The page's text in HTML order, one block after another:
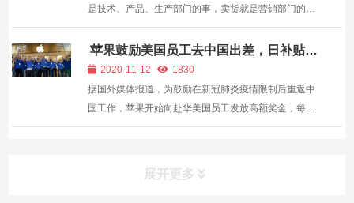
是技术、产品、生产部门的事，卖货就是营销部门的
事。造货的人被视为高端技术人才，而卖货的人被视为
令人厌恶的推销员，和卖保险、搞传销的是一个级别
的。 据说，某年复旦大学市场营销专业仅仅招到...
苹果鼓励美国员工去中国出差，日补贴
500 美元
2020-11-12
1830
据国外媒体报道，为鼓励在新冠肺炎疫情限制后重返中
国工作，苹果开始向赴华美国员工发放高额奖金，每天
达500美元。 据报道，苹果已取消了之前由于疫情不得
展开更多